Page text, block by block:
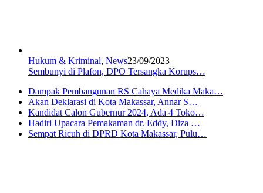
Hukum & Kriminal, News23/09/2023
Sembunyi di Plafon, DPO Tersangka Korups…
Dampak Pembangunan RS Cahaya Medika Maka…
Akan Deklarasi di Kota Makassar, Annar S…
Kandidat Calon Gubernur 2024, Ada 4 Toko…
Hadiri Upacara Pemakaman dr. Eddy, Diza …
Sempat Ricuh di DPRD Kota Makassar, Pulu…